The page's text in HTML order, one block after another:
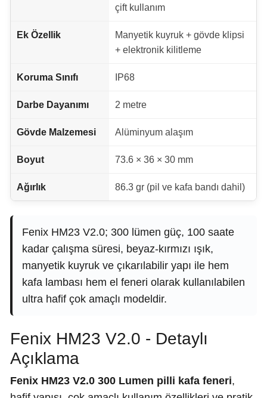
çift kullanım
Ek Özellik
Manyetik kuyruk + gövde klipsi
+ elektronik kilitleme
Koruma Sınıfı IP68
Darbe Dayanımı 2 metre
Gövde Malzemesi Alüminyum alaşım
Boyut 73.6 × 36 × 30 mm
Ağırlık 86.3 gr (pil ve kafa bandı dahil)
Fenix HM23 V2.0; 300 lümen güç, 100 saate
kadar çalışma süresi, beyaz-kırmızı ışık,
manyetik kuyruk ve çıkarılabilir yapı ile hem
kafa lambası hem el feneri olarak kullanılabilen
ultra hafif çok amaçlı modeldir.
Fenix HM23 V2.0 - Detaylı
Açıklama
Fenix HM23 V2.0 300 Lumen pilli kafa feneri,